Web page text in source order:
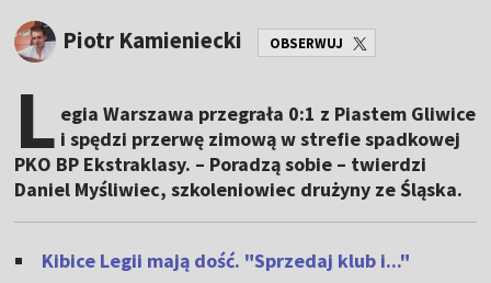
Piotr Kamieniecki OBSERWUJ
L egia Warszawa przegrała 0:1 z Piastem Gliwice
i spędzi przerwę zimową w strefie spadkowej
PKO BP Ekstraklasy. – Poradzą sobie – twierdzi
Daniel Myśliwiec, szkoleniowiec drużyny ze Śląska.
Kibice Legii mają dość. "Sprzedaj klub i..."